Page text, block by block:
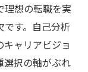
理想の転職を実
す。自己分析
ャリアビジョ
選択の軸がぶれ